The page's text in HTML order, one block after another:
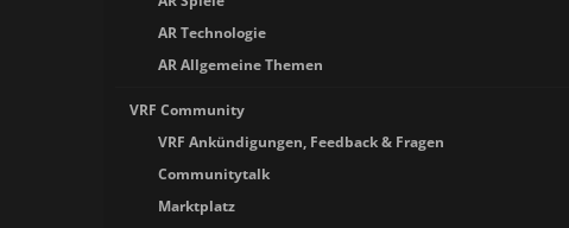
AR Technologie
AR Allgemeine Themen
VRF Community
VRF Ankündigungen, Feedback & Fragen
Communitytalk
Marktplatz